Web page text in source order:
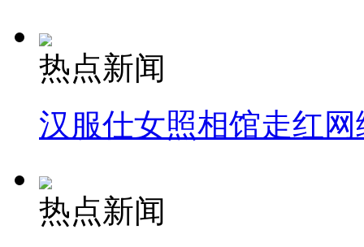
热点新闻
汉服仕女照相馆走红网
热点新闻